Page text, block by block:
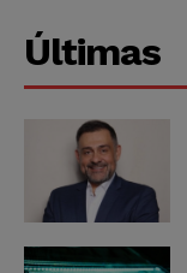
Últimas